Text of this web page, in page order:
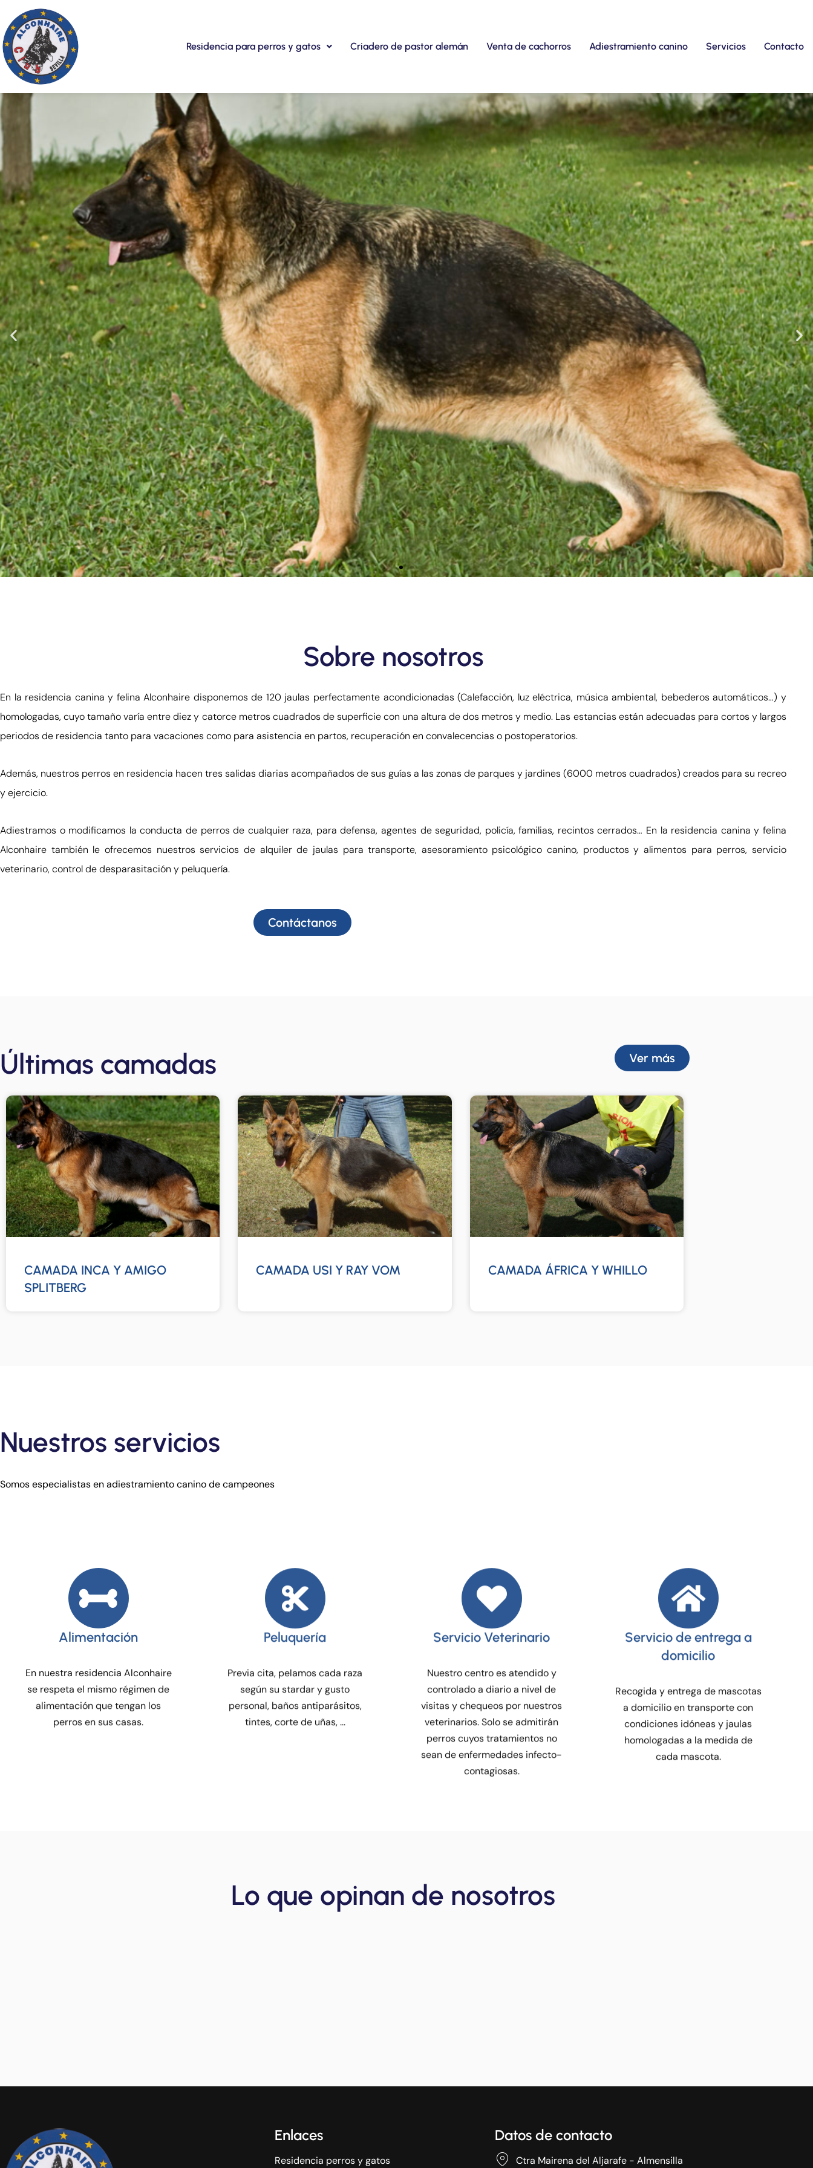
Saltar
al
contenido
Residencia para perros y gatos Criadero de pastor alemán Venta de cachorros Adiestramiento canino Servicios Contacto
residencia canina y felina en Sevilla.
Sobre nosotros
En la residencia canina y felina Alconhaire disponemos de 120 jaulas perfectamente acondicionadas (Calefacción, luz eléctrica, música ambiental, bebederos automáticos…) y
homologadas, cuyo tamaño varía entre diez y catorce metros cuadrados de superficie con una altura de dos metros y medio. Las estancias están adecuadas para cortos y largos
periodos de residencia tanto para vacaciones como para asistencia en partos, recuperación en convalecencias o postoperatorios.
Además, nuestros perros en residencia hacen tres salidas diarias acompañados de sus guías a las zonas de parques y jardines (6000 metros cuadrados) creados para su recreo
y ejercicio.
Adiestramos o modificamos la conducta de perros de cualquier raza, para defensa, agentes de seguridad, policía, familias, recintos cerrados… En la residencia canina y felina
Alconhaire también le ofrecemos nuestros servicios de alquiler de jaulas para transporte, asesoramiento psicológico canino, productos y alimentos para perros, servicio
veterinario, control de desparasitación y peluquería.
Contáctanos
Últimas camadas Ver más
CAMADA INCA Y AMIGO
SPLITBERG
CAMADA USI Y RAY VOM CAMADA ÁFRICA Y WHILLO
Nuestros servicios
Somos especialistas en adiestramiento canino de campeones
Alimentación
se respeta el mismo régimen de
alimentación que tengan los
perros en sus casas.
Peluquería
según su stardar y gusto
personal, baños antiparásitos,
tintes, corte de uñas, ...
Servicio Veterinario
controlado a diario a nivel de
visitas y chequeos por nuestros
veterinarios. Solo se admitirán
perros cuyos tratamientos no
sean de enfermedades infecto-
contagiosas.
Servicio de entrega a
domicilio
a domicilio en transporte con
condiciones idóneas y jaulas
homologadas a la medida de
cada mascota.
Lo que opinan de nosotros
Enlaces
Residencia perros y gatos
Datos de contacto
Ctra Mairena del Aljarafe - Almensilla